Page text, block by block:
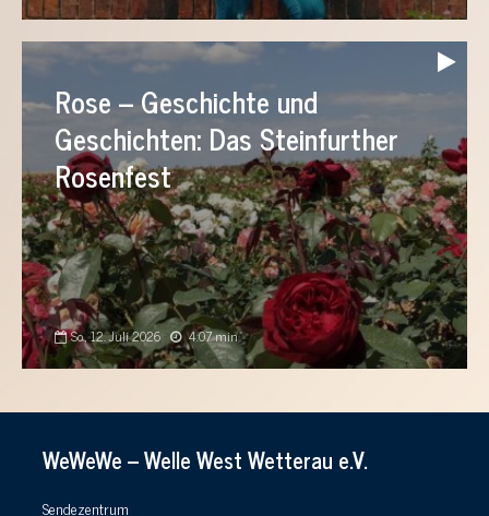
Audio-
Player
Rose – Geschichte und
Geschichten: Das Steinfurther
Rosenfest
So., 12. Juli 2026 4:07 min
WeWeWe – Welle West Wetterau e.V.
Sendezentrum